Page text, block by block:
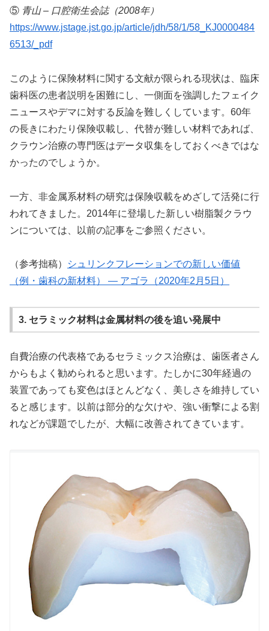
⑤ 青山 – 口腔衛生会誌（2008年）
https://www.jstage.jst.go.jp/article/jdh/58/1/58_KJ0000484
6513/_pdf
このように保険材料に関する文献が限られる現状は、臨床
歯科医の患者説明を困難にし、一側面を強調したフェイク
ニュースやデマに対する反論を難しくしています。60年
の長きにわたり保険収載し、代替が難しい材料であれば、
クラウン治療の専門医はデータ収集をしておくべきではな
かったのでしょうか。
一方、非金属系材料の研究は保険収載をめざして活発に行
われてきました。2014年に登場した新しい樹脂製クラウ
ンについては、以前の記事をご参照ください。
（参考拙稿）
シュリンクフレーションでの新しい価値
（例・歯科の新材料） ― アゴラ（2020年2月5日）
3. セラミック材料は金属材料の後を追い発展中
自費治療の代表格であるセラミックス治療は、歯医者さん
からもよく勧められると思います。たしかに30年経過の
装置であっても変色はほとんどなく、美しさを維持してい
ると感じます。以前は部分的な欠けや、強い衝撃による割
れなどが課題でしたが、大幅に改善されてきています。